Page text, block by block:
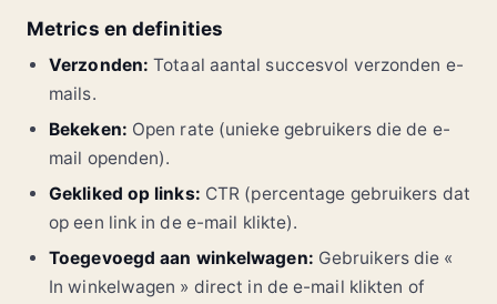
Metrics en definities
Verzonden: Totaal aantal succesvol verzonden e-
mails.
Bekeken: Open rate (unieke gebruikers die de e-
mail openden).
Gekliked op links: CTR (percentage gebruikers dat
op een link in de e-mail klikte).
Toegevoegd aan winkelwagen: Gebruikers die «
In winkelwagen » direct in de e-mail klikten of